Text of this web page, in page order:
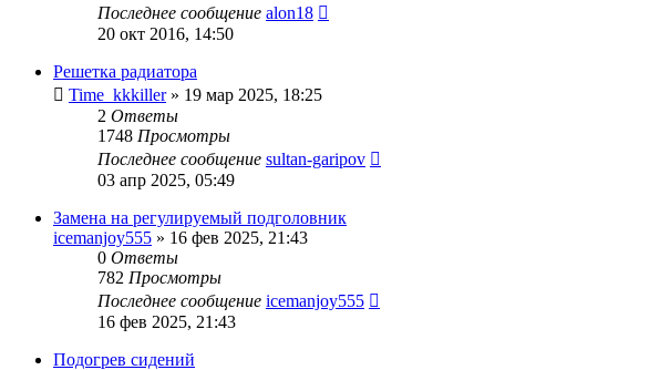
Последнее сообщение alon18
20 окт 2016, 14:50
Решетка радиатора
Time_kkkiller» 19 мар 2025, 18:25
2 Ответы
1748 Просмотры
Последнее сообщение sultan-garipov
03 апр 2025, 05:49
Замена на регулируемый подголовник
icemanjoy555 » 16 фев 2025, 21:43
0 Ответы
782 Просмотры
Последнее сообщение icemanjoy555
16 фев 2025, 21:43
Подогрев сидений